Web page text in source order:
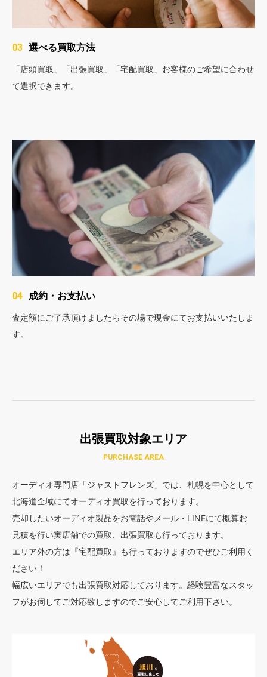
03 選べる買取方法
「店頭買取」「出張買取」「宅配買取」お客様のご希望に合わせ
て選択できます。
04 成約・お支払い
査定額にご了承頂けましたらその場で現金にてお支払いいたしま
す。
出張買取対象エリア
PURCHASE AREA
オーディオ専門店「ジャストフレンズ」では、札幌を中心として
北海道全域にてオーディオ買取を行っております。
売却したいオーディオ製品をお電話やメール・LINEにて概算お
見積を行い実店舗での買取、出張買取も行っております。
エリア外の方は『宅配買取』も行っておりますのでぜひご利用く
ださい！
幅広いエリアでも出張買取対応しております。経験豊富なスタッ
フがお伺してご対応致しますのでご安心してご利用下さい。